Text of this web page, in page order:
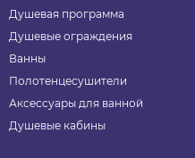
Душевая программа
Душевые ограждения
Ванны
Полотенцесушители
Аксессуары для ванной
Душевые кабины